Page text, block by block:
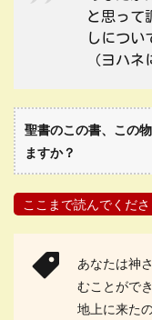
と思って
しについ
（ヨハネ
聖書のこの書、この
ますか？
ここまで読んでくだ
あなたは神
むことがで
地上に来た